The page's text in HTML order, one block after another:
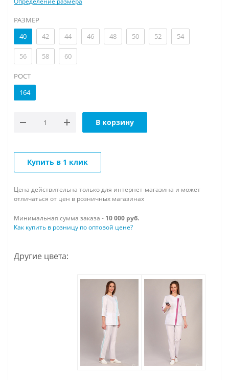
РАЗМЕР
40
42 44 46 48 50 52 54
56 58 60
РОСТ
164
В корзину
Купить в 1 клик
Цена действительна только для интернет-магазина и может
отличаться от цен в розничных магазинах
Минимальная сумма заказа - 10 000 руб.
Как купить в розницу по оптовой цене?
Другие цвета: